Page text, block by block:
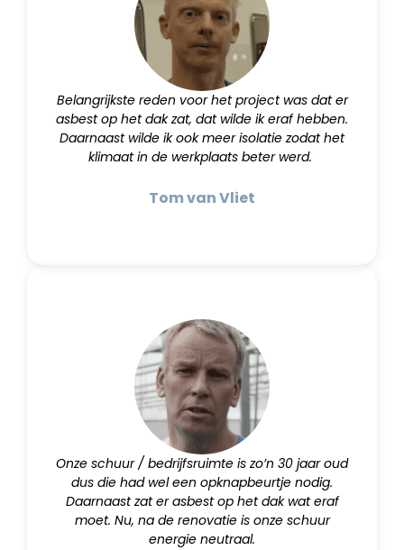
Belangrijkste reden voor het project was dat er
asbest op het dak zat, dat wilde ik eraf hebben.
Daarnaast wilde ik ook meer isolatie zodat het
klimaat in de werkplaats beter werd.
Tom van Vliet
Onze schuur / bedrijfsruimte is zo’n 30 jaar oud
dus die had wel een opknapbeurtje nodig.
Daarnaast zat er asbest op het dak wat eraf
moet. Nu, na de renovatie is onze schuur
energie neutraal.